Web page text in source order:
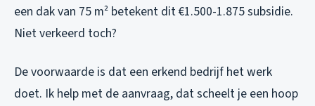
een dak van 75 m² betekent dit €1.500-1.875 subsidie.
Niet verkeerd toch?
De voorwaarde is dat een erkend bedrijf het werk
doet. Ik help met de aanvraag, dat scheelt je een hoop